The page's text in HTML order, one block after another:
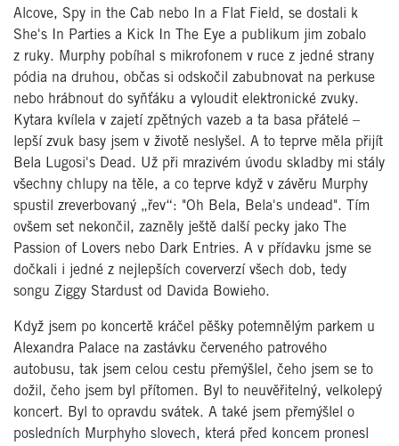
Alcove, Spy in the Cab nebo In a Flat Field, se dostali k
She's In Parties a Kick In The Eye a publikum jim zobalo
z ruky. Murphy pobíhal s mikrofonem v ruce z jedné strany
pódia na druhou, občas si odskočil zabubnovat na perkuse
nebo hrábnout do syňťáku a vyloudit elektronické zvuky.
Kytara kvílela v zajetí zpětných vazeb a ta basa přátelé –
lepší zvuk basy jsem v životě neslyšel. A to teprve měla přijít
Bela Lugosi's Dead. Už při mrazivém úvodu skladby mi stály
všechny chlupy na těle, a co teprve když v závěru Murphy
spustil zreverbovaný „řev“: "Oh Bela, Bela's undead". Tím
ovšem set nekončil, zazněly ještě další pecky jako The
Passion of Lovers nebo Dark Entries. A v přídavku jsme se
dočkali i jedné z nejlepších coververzí všech dob, tedy
songu Ziggy Stardust od Davida Bowieho.
Když jsem po koncertě kráčel pěšky potemnělým parkem u
Alexandra Palace na zastávku červeného patrového
autobusu, tak jsem celou cestu přemýšlel, čeho jsem se to
dožil, čeho jsem byl přítomen. Byl to neuvěřitelný, velkolepý
koncert. Byl to opravdu svátek. A také jsem přemýšlel o
posledních Murphyho slovech, která před koncem pronesl